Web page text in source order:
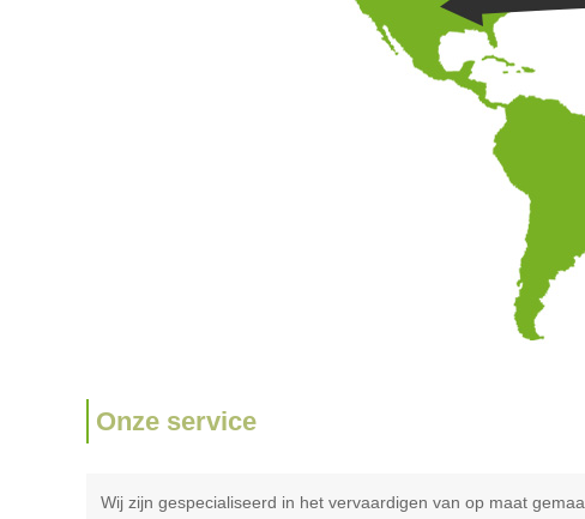
Onze service
Wij zijn gespecialiseerd in het vervaardigen van op maat